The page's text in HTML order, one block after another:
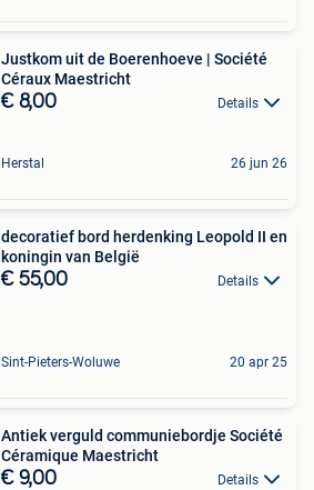
Justkom uit de Boerenhoeve | Société
Céraux Maestricht
€ 8,00 Details
Herstal 26 jun 26
decoratief bord herdenking Leopold II en
koningin van België
€ 55,00 Details
Sint-Pieters-Woluwe 20 apr 25
Antiek verguld communiebordje Société
Céramique Maestricht
€ 9,00 Details